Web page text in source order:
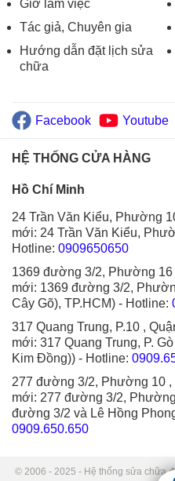
Giờ làm việc
Tác giả, Chuyên gia
Hướng dẫn đặt lịch sửa
chữa
Facebook Youtube
HỆ THỐNG CỬA HÀNG
Hồ Chí Minh
24 Trần Văn Kiểu, Phường
mới: 24 Trần Văn Kiểu,
Hotline: 0909650650
1369 đường 3/2, Phường 16
mới: 1369 đường 3/2,
Cây Gõ), TP.HCM) - Hotline:
317 Quang Trung, P.10 ,
mới: 317 Quang Trung, P.
Kim Đồng)) - Hotline:
277 đường 3/2, Phường 10
mới: 277 đường 3/2,
đường 3/2 và Lê Hồng
0909.650.650
© 2006 - 2025 - Hệ thống sửa chữa